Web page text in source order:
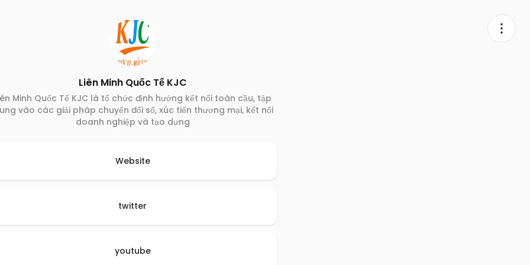
Liên Minh Quốc Tế KJC
Minh Quốc Tế KJC là tổ chức định hướng kết nối toàn cầu, tập
vào các giải pháp chuyển đổi số, xúc tiến thương mại, kết nối
doanh nghiệp và tạo dựng
Website
twitter
youtube